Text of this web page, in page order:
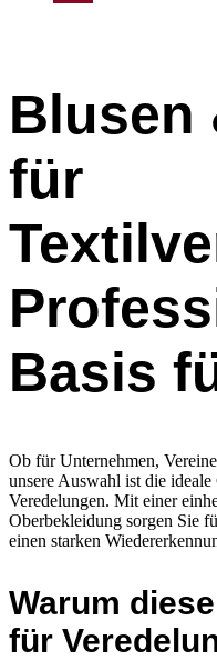
Blusen
für
Basis
Ob für Unternehmen,
unsere Auswahl ist die
Veredelungen. Mit einer
Oberbekleidung sorgen Sie
einen starken
Warum
für